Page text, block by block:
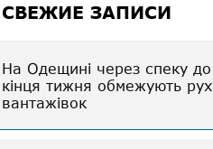
СВЕЖИЕ ЗАПИСИ
На Одещині через спеку до
кінця тижня обмежують рух
вантажівок